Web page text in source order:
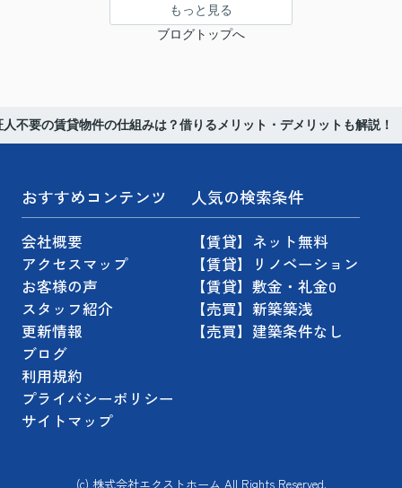
もっと見る
ブログトップへ
人不要の賃貸物件の仕組みは？借りるメリット・デメリットも解説！
おすすめコンテンツ
会社概要
アクセスマップ
お客様の声
スタッフ紹介
更新情報
ブログ
利用規約
プライバシーポリシー
サイトマップ
人気の検索条件
【賃貸】ネット無料
【賃貸】リノベーション
【賃貸】敷金・礼金0
【売買】新築築浅
【売買】建築条件なし
(c) 株式会社エクストホーム All Rights Reserved.